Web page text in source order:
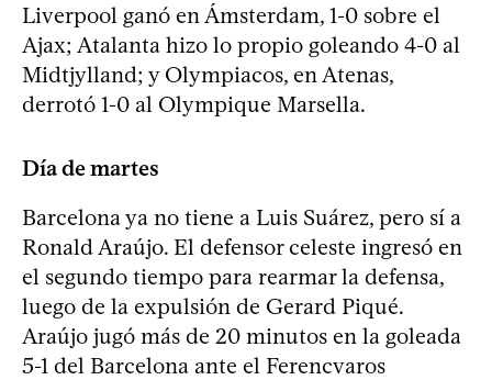
Liverpool ganó en Ámsterdam, 1-0 sobre el
Ajax; Atalanta hizo lo propio goleando 4-0 al
Midtjylland; y Olympiacos, en Atenas,
derrotó 1-0 al Olympique Marsella.
Día de martes
Barcelona ya no tiene a Luis Suárez, pero sí a
Ronald Araújo. El defensor celeste ingresó en
el segundo tiempo para rearmar la defensa,
luego de la expulsión de Gerard Piqué.
Araújo jugó más de 20 minutos en la goleada
5-1 del Barcelona ante el Ferencvaros